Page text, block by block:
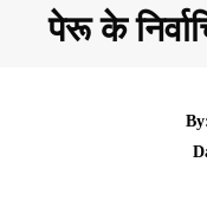
पेरू के